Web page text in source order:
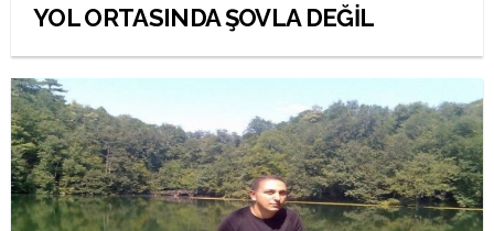
YOL ORTASINDA ŞOVLA DEĞİL